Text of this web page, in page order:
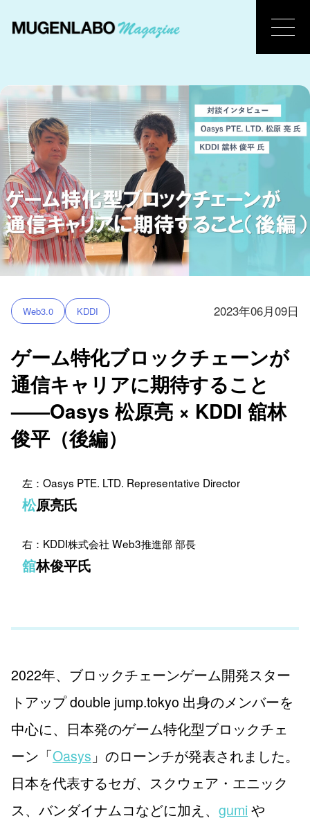
Web3.0 KDDI 2023年06月09日
ゲーム特化ブロックチェーンが
通信キャリアに期待すること
——Oasys 松原亮 × KDDI 舘林
俊平（後編）
左：Oasys PTE. LTD. Representative Director
松原亮氏
右：KDDI株式会社 Web3推進部 部長
舘林俊平氏
2022年、ブロックチェーンゲーム開発スター
トアップ double jump.tokyo 出身のメンバーを
中心に、日本発のゲーム特化型ブロックチェ
ーン「Oasys 」のローンチが発表されました。
日本を代表するセガ、スクウェア・エニック
ス、バンダイナムコなどに加え、 gumiや